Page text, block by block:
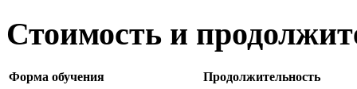
Стоимость и
Форма обучения Продолжительность